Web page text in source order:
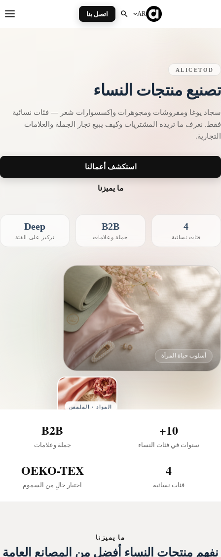
AR اتصل بنا
ALICETOD
منتجات النساء
يوغا ومفروشات ومجوهرات وإكسسوارات شعر — فئات نسائية
نعرف ما تريده المشتريات وكيف يبيع تجار الجملة والعلامات
استكشف أعمالنا
ما يميزنا
4
فئات نسائية
B2B
جملة وعلامات
Deep
تركيز على الفئة
أسلوب حياة المرأة
المواد · الملمس
10+
سنوات في فئات النساء
B2B
جملة وعلامات
4
فئات نسائية
OEKO-TEX
اختبار خالٍ من السموم
ما يميزنا
نفهم منتجات النساء أفضل من المصانع العامة